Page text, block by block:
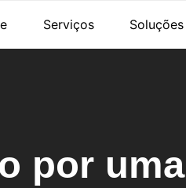
Serviços Soluções
por uma